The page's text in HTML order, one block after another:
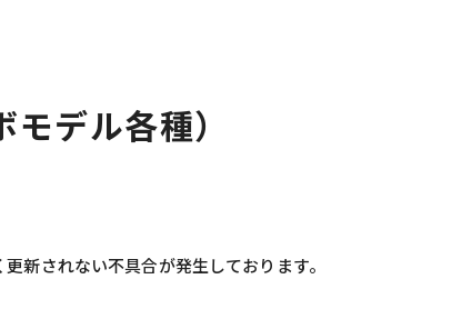
デル各種）
新されない不具合が発生しております。